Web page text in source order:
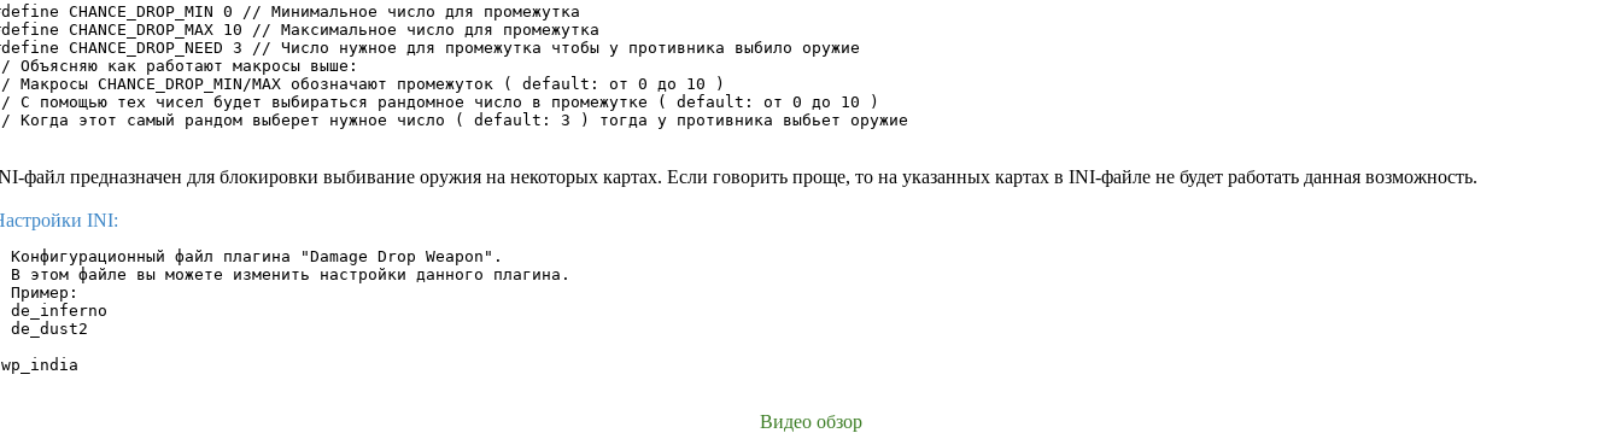
CHANCE_DROP_MIN 0 // Минимальное число для промежутка
CHANCE_DROP_MAX 10 // Максимальное число для промежутка
CHANCE_DROP_NEED 3 // Число нужное для промежутка чтобы у противника выбило оружие
Объясняю как работают макросы выше:
Макросы CHANCE_DROP_MIN/MAX обозначают промежуток ( default: от 0 до 10 )
С помощью тех чисел будет выбираться рандомное число в промежутке ( default: от 0 до 10 )
Когда этот самый рандом выберет нужное число ( default: 3 ) тогда у противника выбьет оружие
файл предназначен для блокировки выбивание оружия на некоторых картах. Если говорить проще, то на указанных картах в INI-файле не будет работать данная возможность.
INI:
файл плагина "Damage Drop Weapon".
этом файле вы можете изменить настройки данного плагина.
de_inferno
de_dust2
Видео обзор